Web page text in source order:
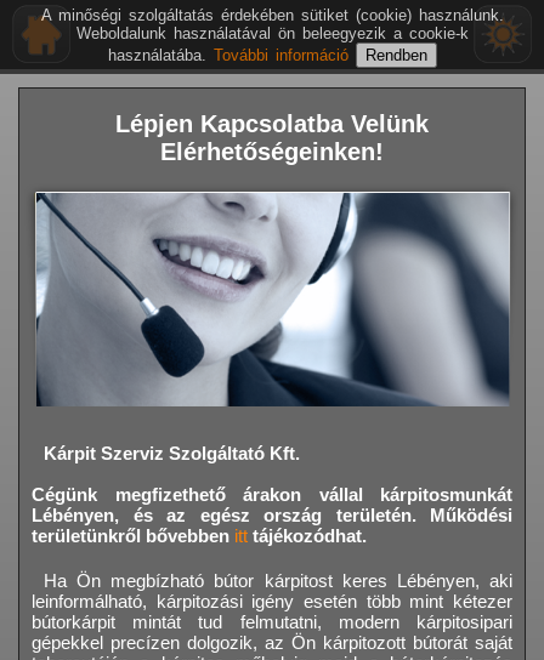
Lépjen Kapcsolatba Velünk
Elérhetőségeinken!
Kárpit Szerviz Szolgáltató Kft.
Cégünk megfizethető árakon vállal kárpitosmunkát
Lébényen,
és az egész ország területén. Működési
területünkről bővebben itt tájékozódhat.
Ha Ön megbízható bútor kárpitost keres Lébényen, aki
leinformálható, kárpitozási igény esetén több mint kétezer
bútorkárpit mintát tud felmutatni, modern kárpitosipari
gépekkel precízen dolgozik, az Ön kárpitozott bútorát saját
A minőségi szolgáltatás érdekében sütiket (cookie) használunk.
Weboldalunk használatával ön beleegyezik a cookie-k
használatába. További információ